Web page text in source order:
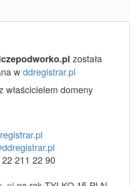
została
wddregistrar.pl
właścicielem domeny
211 22 90